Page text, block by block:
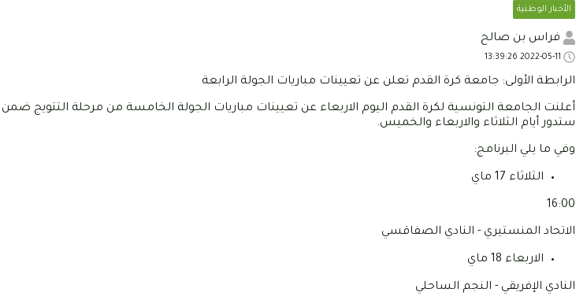
الأخبار الوطنية
فراس بن صالح
الرابطة الأولى: جامعة كرة القدم تعلن عن تعيينات مباريات الجولة الرابعة
أعلنت الجامعة التونسية لكرة القدم اليوم الاربعاء عن تعيينات مباريات الجولة الخامسة من مرحلة التتويج ضمن
ستدور أيام الثلاثاء والاربعاء والخميس.
وفي ما يلي البرنامج:
الثلاثاء 17 ماي
16:00
الاتحاد المنستيري - النادي الصفاقسي
الاربعاء 18 ماي
النادي الإفريقي - النجم الساحلي